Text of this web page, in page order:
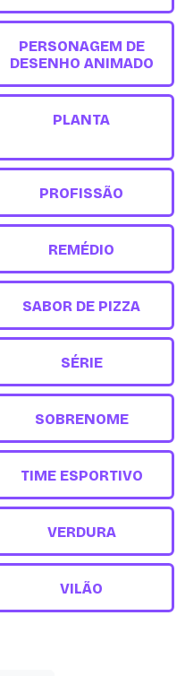
PERSONAGEM DE
DESENHO ANIMADO
PLANTA
PROFISSÃO
REMÉDIO
SABOR DE PIZZA
SÉRIE
SOBRENOME
TIME ESPORTIVO
VERDURA
VILÃO